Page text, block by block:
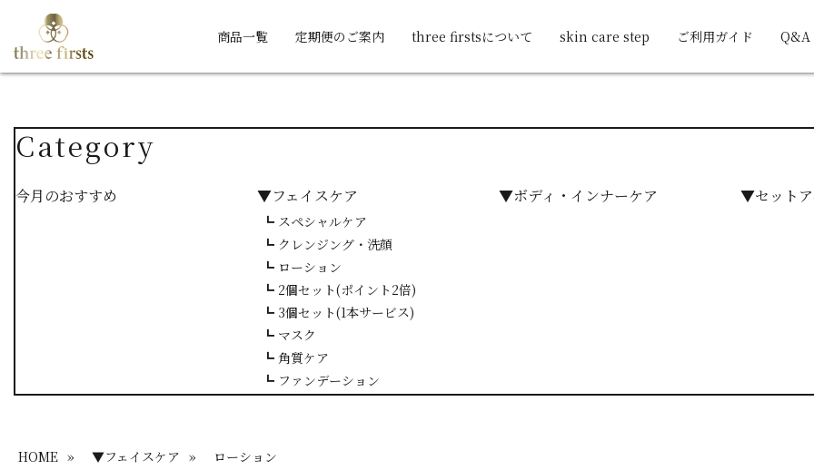
商品一覧 定期便のご案内 three firstsについて skin care step ご利用ガイド Q&A
Category
今月のおすすめ ▼フェイスケア
┗ スペシャルケア
┗ クレンジング・洗顔
┗ ローション
┗ 2個セット(ポイント2倍)
┗ 3個セット(1本サービス)
┗ マスク
┗ 角質ケア
┗ ファンデーション
▼ボディ・インナーケア ▼セットア
HOME » ▼フェイスケア » ローション